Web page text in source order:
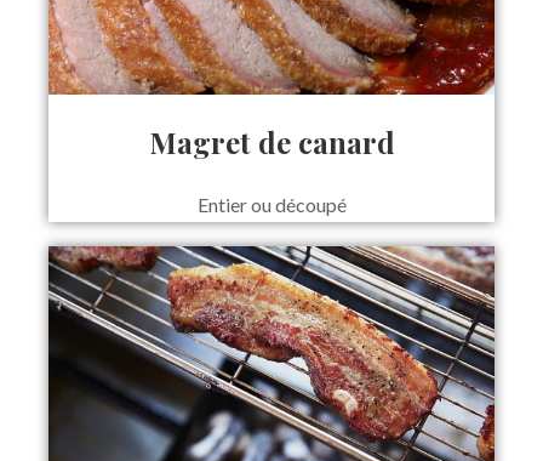
Magret de canard
Entier ou découpé